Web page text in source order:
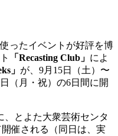
ったイベントが好評を博
「Recasting Club」 によ
」 が、9月15日（土）〜
（月・祝）の6日間に開
、とよた大衆芸術センタ
催される（同日は、実